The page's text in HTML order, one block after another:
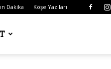
Dakika Köşe Yazıları